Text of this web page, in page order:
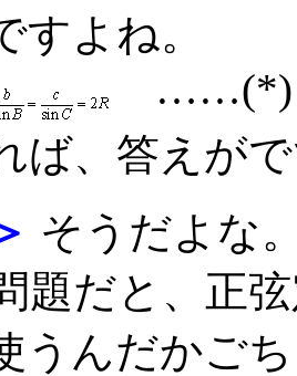
すよね。
……(*)
ば、答えが
そうだよな
題だと、正
うんだかご